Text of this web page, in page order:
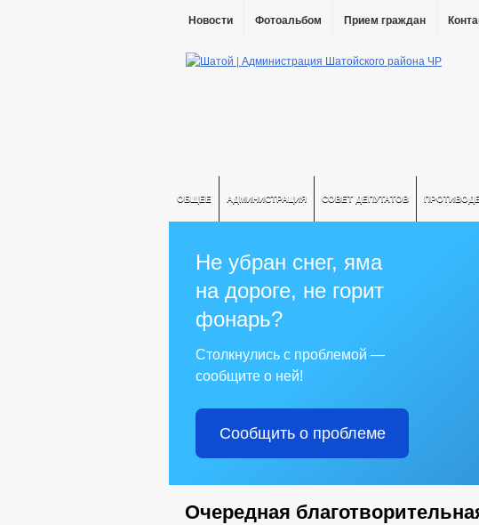
Новости Фотоальбом Прием граждан
ОБЩЕЕ АДМИНИСТРАЦИЯ СОВЕТ ДЕПУТАТОВ
Не убран снег, яма
на дороге, не горит
фонарь?
Столкнулись с проблемой —
сообщите о ней!
Сообщить о проблеме
Очередная